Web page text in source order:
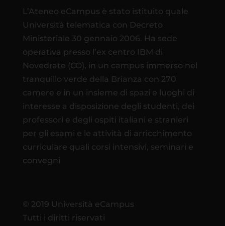
L’Ateneo eCampus è stato istituito quale
Università telematica con Decreto
Ministeriale 30 gennaio 2006. Ha sede
operativa presso l’ex centro IBM di
Novedrate (CO), in un campus immerso nel
tranquillo verde della Brianza con 270
camere e in un insieme di spazi e luoghi di
interesse a disposizione degli studenti, dei
professori e degli ospiti italiani e stranieri
per gli esami e le attività di arricchimento
curriculare quali corsi intensivi, seminari e
convegni
© 2019 Università eCampus
Tutti i diritti riservati